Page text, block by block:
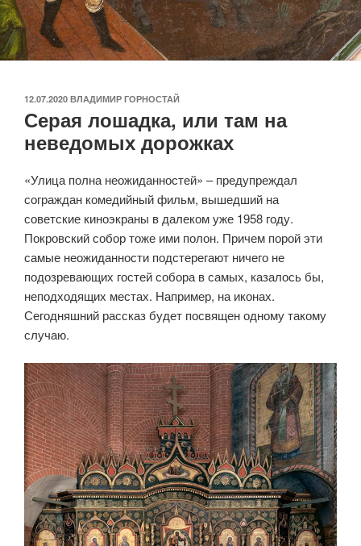
ОПУБЛИКОВАНО
12.07.2020 ВЛАДИМИР ГОРНОСТАЙ
Серая лошадка, или там на
неведомых дорожках
«Улица полна неожиданностей» – предупреждал
сограждан комедийный фильм, вышедший на
советские киноэкраны в далеком уже 1958 году.
Покровский собор тоже ими полон. Причем порой эти
самые неожиданности подстерегают ничего не
подозревающих гостей собора в самых, казалось бы,
неподходящих местах. Например, на иконах.
Сегодняшний рассказ будет посвящен одному такому
случаю.